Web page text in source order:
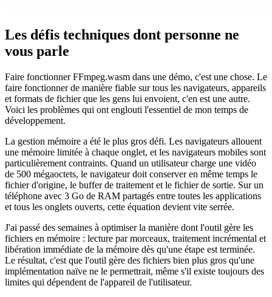
Les défis techniques dont personne ne
vous parle
Faire fonctionner FFmpeg.wasm dans une démo, c'est une chose. Le
faire fonctionner de manière fiable sur tous les navigateurs, appareils
et formats de fichier que les gens lui envoient, c'en est une autre.
Voici les problèmes qui ont englouti l'essentiel de mon temps de
développement.
La gestion mémoire a été le plus gros défi. Les navigateurs allouent
une mémoire limitée à chaque onglet, et les navigateurs mobiles sont
particulièrement contraints. Quand un utilisateur charge une vidéo
de 500 mégaoctets, le navigateur doit conserver en même temps le
fichier d'origine, le buffer de traitement et le fichier de sortie. Sur un
téléphone avec 3 Go de RAM partagés entre toutes les applications
et tous les onglets ouverts, cette équation devient vite serrée.
J'ai passé des semaines à optimiser la manière dont l'outil gère les
fichiers en mémoire : lecture par morceaux, traitement incrémental et
libération immédiate de la mémoire dès qu'une étape est terminée.
Le résultat, c'est que l'outil gère des fichiers bien plus gros qu'une
implémentation naïve ne le permettrait, même s'il existe toujours des
limites qui dépendent de l'appareil de l'utilisateur.